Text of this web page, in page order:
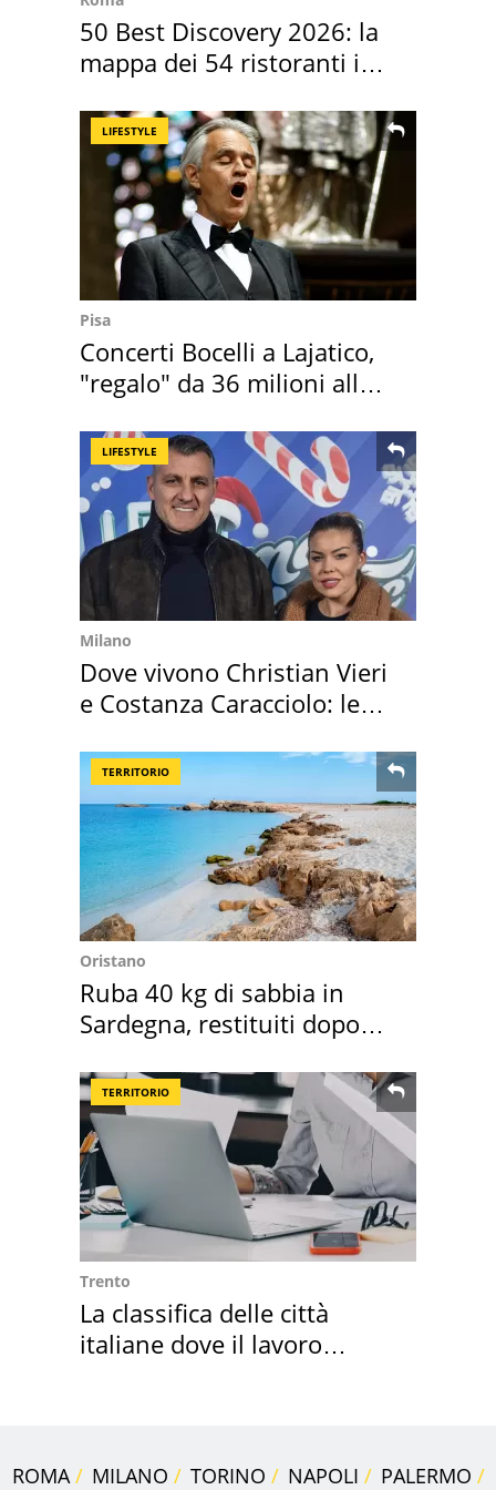
50 Best Discovery 2026: la
mappa dei 54 ristoranti in
LIFESTYLE
Pisa
Concerti Bocelli a Lajatico,
"regalo" da 36 milioni alla
LIFESTYLE
Milano
Dove vivono Christian Vieri
e Costanza Caracciolo: le
TERRITORIO
Oristano
Ruba 40 kg di sabbia in
Sardegna, restituiti dopo
TERRITORIO
Trento
La classifica delle città
italiane dove il lavoro
ROMA MILANO TORINO NAPOLI
PALERMO